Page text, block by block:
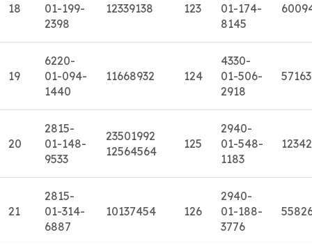
18
01-199-
2398
12339138 123
01-174-
8145
19
6220-
01-094-
1440
11668932 124
4330-
01-506-
2918
20
2815-
01-148-
9533
23501992
12564564
125
2940-
01-548-
1183
21
2815-
01-314-
6887
10137454 126
2940-
01-188-
3776